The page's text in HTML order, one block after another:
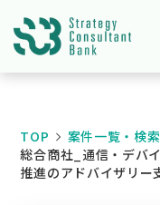
TOP 案件一覧・検索
総合商社_通信・デバ
推進のアドバイザリー